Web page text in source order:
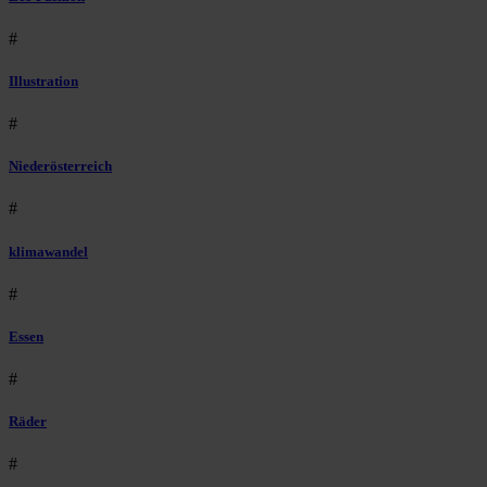
#
Illustration
#
Niederösterreich
#
klimawandel
#
Essen
#
Räder
#